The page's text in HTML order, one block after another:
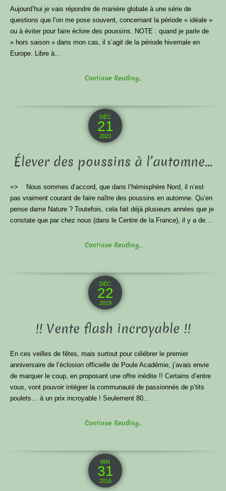
Aujourd’hui je vais répondre de manière globale à une série de
questions que l’on me pose souvent, concernant la période « idéale »
ou à éviter pour faire éclore des poussins. NOTE : quand je parle de
« hors saison » dans mon cas, il s’agit de la période hivernale en
Europe. Libre à...
Continue Reading...
DÉC
21
2021
Élever des poussins à l’automne…
=> Nous sommes d’accord, que dans l’hémisphère Nord, il n’est
pas vraiment courant de faire naître des poussins en automne. Qu’en
pense dame Nature ? Toutefois, cela fait déjà plusieurs années que je
constate que par chez nous (dans le Centre de la France), il y a de...
Continue Reading...
DÉC
22
2019
!! Vente flash incroyable !!
En ces veilles de fêtes, mais surtout pour célébrer le premier
anniversaire de l’éclosion officielle de Poule Académie, j’avais envie
de marquer le coup, en proposant une offre inédite !! Certains d’entre
vous, vont pouvoir intégrer la communauté de passionnés de p’tits
poulets… à un prix incroyable ! Seulement 80...
Continue Reading...
MAI
31
2016